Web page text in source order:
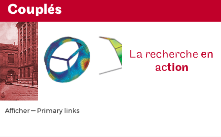
Couplés
La recherche en
action
Primary
Afficher — Primary links